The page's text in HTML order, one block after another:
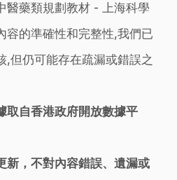
醫藥類規劃教材 - 上海科學
容的準確性和完整性,我們已
,但仍可能存在疏漏或錯誤之
取自香港政府開放數據平
新，不對內容錯誤、遺漏或